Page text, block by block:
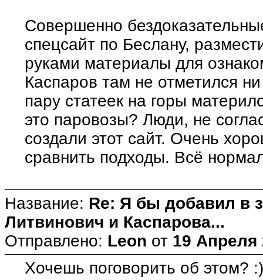
Совершенно
спецсайт по Беслану,
руками материалы для
Каспаров там не отметился
пару статеек на горы
это паровозы? Люди, не
создали этот сайт. Очень
сравнить подходы. Всё
Название: Re: Я бы добавил в
Литвинович и Каспарова...
Отправлено: Leon от 19 Апреля
Хочешь поговорить об этом?